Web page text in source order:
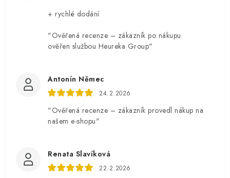
+ rychlé dodání
"Ověřená recenze – zákazník po nákupu
ověřen službou Heureka Group"
Antonín Němec
24.2.2026
"Ověřená recenze – zákazník provedl nákup na
našem e-shopu"
Renata Slavíková
22.2.2026